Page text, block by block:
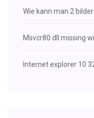
Wie kann man 2
Msvcr80 dll missing
Internet explorer 10